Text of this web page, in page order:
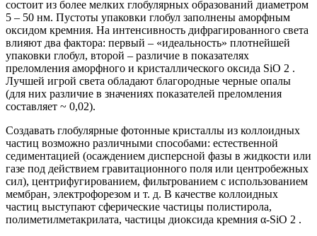
состоит из более мелких глобулярных образований диаметром
5 – 50 нм. Пустоты упаковки глобул заполнены аморфным
оксидом кремния. На интенсивность дифрагированного света
влияют два фактора: первый – «идеальность» плотнейшей
упаковки глобул, второй – различие в показателях
преломления аморфного и кристаллического оксида SiO 2 .
Лучшей игрой света обладают благородные черные опалы
(для них различие в значениях показателей преломления
составляет ~ 0,02).
Создавать глобулярные фотонные кристаллы из коллоидных
частиц возможно различными способами: естественной
седиментацией (осаждением дисперсной фазы в жидкости или
газе под действием гравитационного поля или центробежных
сил), центрифугированием, фильтрованием с использованием
мембран, электрофорезом и т. д. В качестве коллоидных
частиц выступают сферические частицы полистирола,
полиметилметакрилата, частицы диоксида кремния α-SiO 2 .